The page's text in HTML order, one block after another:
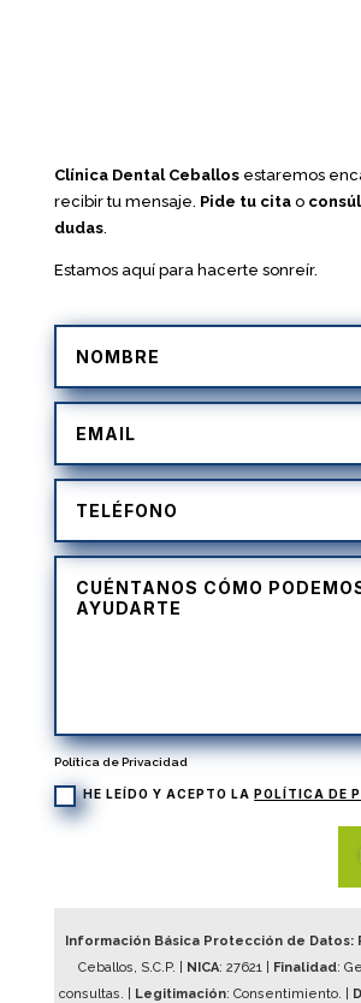
Clínica Dental Ceballosestaremos
recibir tu mensaje. Pide tu citao
dudas.
Estamos aquí para hacerte sonreír.
Política de Privacidad
HE LEÍDO Y ACEPTO LA POLÍTICA DE
Información Básica Protección de Datos:
Ceballos, S.C.P. |
NICA: 27621| Finalidad:
consultas. |
Legitimación: Consentimiento. |